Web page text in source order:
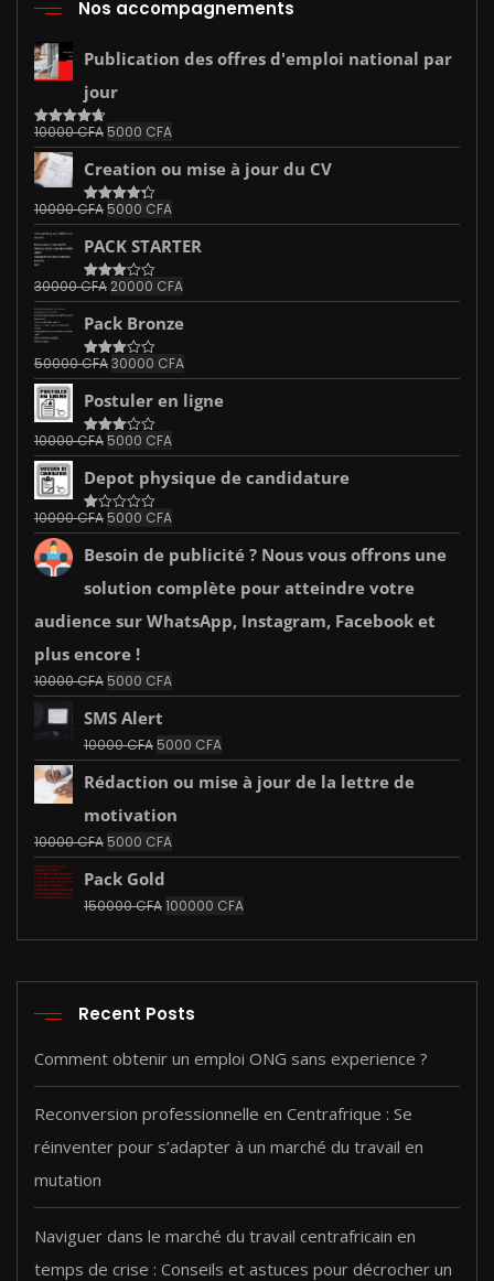
Nos accompagnements
Publication des offres d'emploi national par
jour
Note4.67
sur 5
10000CFA Le
prix
initial
était :
10000 CFA.
5000 CFALe
prix
actuel
5000 CFA.
Creation ou mise à jour du CV
Note4.33
sur 5
10000CFA Le
prix
initial
était :
10000 CFA.
5000 CFALe
prix
actuel
5000 CFA.
PACK STARTER
Note
3.00
sur 5
30000CFA Le
prix
initial
était :
30000 CFA.
20000 CFALe
prix
actuel
20000 CFA.
Pack Bronze
Note
3.00
sur 5
50000CFALe
prix
initial
était :
50000 CFA.
30000 CFALe
prix
actuel
Postuler en ligne
Note
3.00
sur 5
10000CFA Le
prix
initial
était :
10000 CFA.
5000 CFALe
prix
actuel
5000 CFA.
Depot physique de candidature
Note
1.00
sur
5
10000CFA Le
prix
initial
était :
10000 CFA.
5000 CFALe
prix
actuel
5000 CFA.
Besoin de publicité ? Nous vous offrons une
solution complète pour atteindre votre
audience sur WhatsApp, Instagram, Facebook et
plus encore !
10000CFA Le
prix
initial
était :
10000 CFA.
5000 CFALe
prix
est :
5000 CFA.
SMS Alert
10000CFA Le
prix
initial
10000 CFA.
5000 CFALe
prix
actuel
Rédaction ou mise à jour de la lettre de
motivation
10000CFA Le
prix
initial
était :
5000 CFALe
prix
est :
Pack Gold
150000CFALe
initial
150000 CFA.
100000 CFALe
actuel
100000 CFA.
Recent Posts
Comment obtenir un emploi ONG sans experience ?
Reconversion professionnelle en Centrafrique : Se
réinventer pour s’adapter à un marché du travail en
mutation
Naviguer dans le marché du travail centrafricain en
temps de crise : Conseils et astuces pour décrocher un